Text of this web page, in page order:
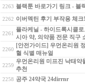
2263 블랙툰 바로가기 링크 - 블
2262 이버멕틴 후기 부작용 체
2261
플라케닐 - 하이드록시클
시아 약, 의약품 전문 직구
2260
[안전가이드] 우먼온리원
혈 식별 매뉴얼
2259
우먼온리원 미프진 낙태약
추천
2258 공주 24약국 24dirrnr